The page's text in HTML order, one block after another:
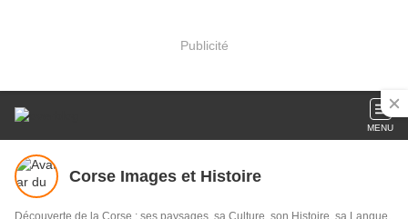
Publicité
MENU
Corse Images et Histoire
Découverte de la Corse : ses paysages, sa Culture, son Histoire, sa Langue.